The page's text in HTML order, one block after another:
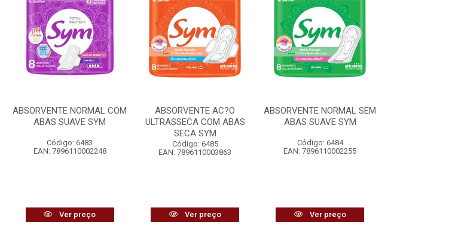
ABSORVENTE NORMAL COM
ABAS SUAVE SYM
Código: 6483
EAN: 7896110002248
Ver preço
ABSORVENTE AC?O
ULTRASSECA COM ABAS
SECA SYM
Código: 6485
EAN: 7896110003863
Ver preço
ABSORVENTE NORMAL SEM
ABAS SUAVE SYM
Código: 6484
EAN: 7896110002255
Ver preço